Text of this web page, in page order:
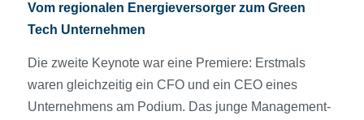
Vom regionalen Energieversorger zum Green
Tech Unternehmen
Die zweite Keynote war eine Premiere: Erstmals
waren gleichzeitig ein CFO und ein CEO eines
Unternehmens am Podium. Das junge Management-